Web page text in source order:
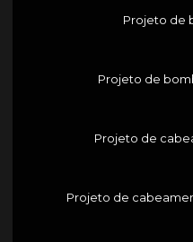
Projeto de
Projeto de
Projeto de
Projeto de